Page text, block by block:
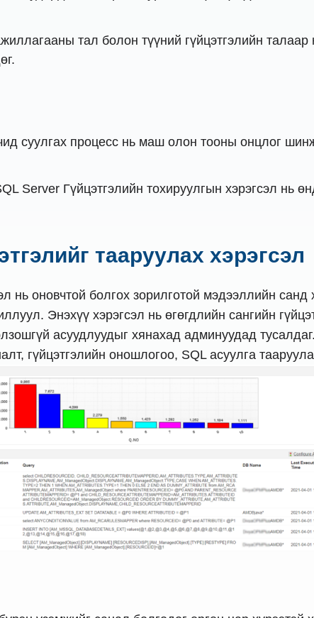
тал болон түүний гүйцэтгэлийн
суулгах процесс нь маш олон тооны онцлог
Server Гүйцэтгэлийн тохируулгын хэрэгсэл нь
тааруулах хэрэгсэл
нь оновчтой болгох зорилготой мэдээллийн
Энэхүү хэрэгсэл нь өгөгдлийн сангийн
асуудлуудыг хянахад админуудад
гүйцэтгэлийн оношлогоо, SQL асуулга